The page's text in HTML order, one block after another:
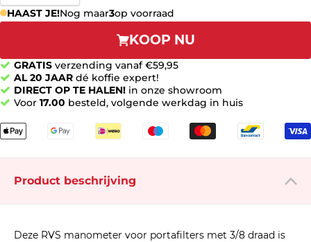
HAAST JE!Nog maar3op voorraad
KOOP NU
GRATIS verzending vanaf €59,95
AL 20 JAAR dé koffie expert!
DIRECT OP TE HALEN! in onze showroom
Voor 17.00 besteld, volgende werkdag in huis
Product beschrijving
Deze RVS manometer voor portafilters met 3/8 draad is